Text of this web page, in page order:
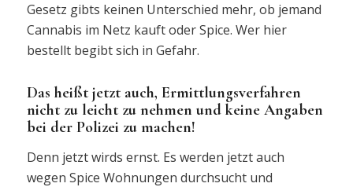
Gesetz gibts keinen Unterschied mehr, ob jemand
Cannabis im Netz kauft oder Spice. Wer hier
bestellt begibt sich in Gefahr.
Das heißt jetzt auch, Ermittlungsverfahren
nicht zu leicht zu nehmen und keine Angaben
bei der Polizei zu machen!
Denn jetzt wirds ernst. Es werden jetzt auch
wegen Spice Wohnungen durchsucht und